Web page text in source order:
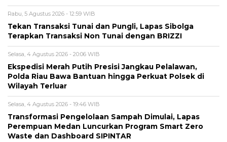
Rabu, 5 Agustus 2026 - 12:59 WIB
Tekan Transaksi Tunai dan Pungli, Lapas Sibolga
Terapkan Transaksi Non Tunai dengan BRIZZI
Selasa, 4 Agustus 2026 - 20:06 WIB
Ekspedisi Merah Putih Presisi Jangkau Pelalawan,
Polda Riau Bawa Bantuan hingga Perkuat Polsek di
Wilayah Terluar
Selasa, 4 Agustus 2026 - 19:46 WIB
Transformasi Pengelolaan Sampah Dimulai, Lapas
Perempuan Medan Luncurkan Program Smart Zero
Waste dan Dashboard SIPINTAR